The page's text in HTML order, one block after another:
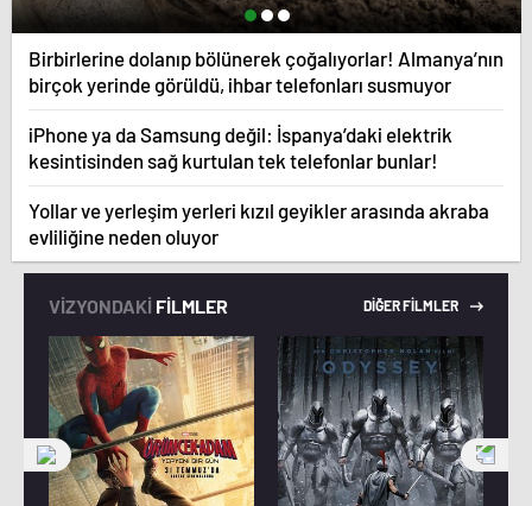
Birbirlerine dolanıp bölünerek çoğalıyorlar! Almanya’nın
birçok yerinde görüldü, ihbar telefonları susmuyor
iPhone ya da Samsung değil: İspanya’daki elektrik
kesintisinden sağ kurtulan tek telefonlar bunlar!
Yollar ve yerleşim yerleri kızıl geyikler arasında akraba
evliliğine neden oluyor
VİZYONDAKİ FİLMLER DİĞER FİLMLER